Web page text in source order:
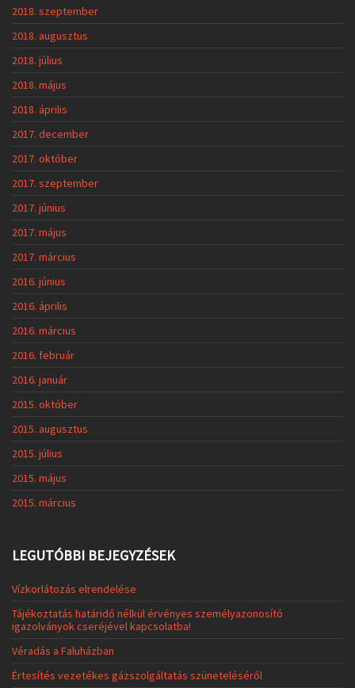
2018. szeptember
2018. augusztus
2018. július
2018. május
2018. április
2017. december
2017. október
2017. szeptember
2017. június
2017. május
2017. március
2016. június
2016. április
2016. március
2016. február
2016. január
2015. október
2015. augusztus
2015. július
2015. május
2015. március
LEGUTÓBBI BEJEGYZÉSEK
Vízkorlátozás elrendelése
Tájékoztatás határidő nélkül érvényes személyazonosító
igazolványok cseréjével kapcsolatba!
Véradás a Faluházban
Értesítés vezetékes gázszolgáltatás szüneteléséről